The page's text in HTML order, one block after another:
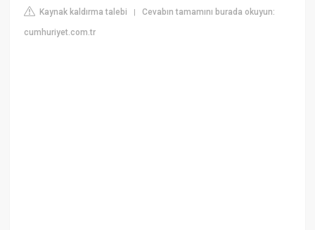
Kaynak kaldırma talebi |Cevabın tamamını burada okuyun:
cumhuriyet.com.tr